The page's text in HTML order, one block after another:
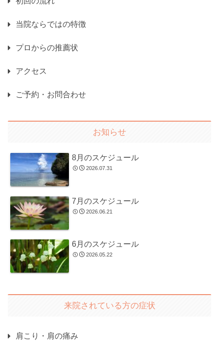
当院ならではの特徴
プロからの推薦状
アクセス
ご予約・お問合わせ
お知らせ
8月のスケジュール
2026.07.31
7月のスケジュール
2026.06.21
6月のスケジュール
2026.05.22
来院されている方の症状
肩こり・肩の痛み